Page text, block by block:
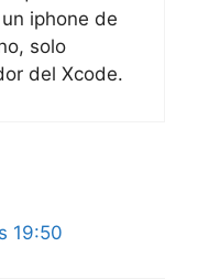
iphone de
solo
del Xcode.
19:50